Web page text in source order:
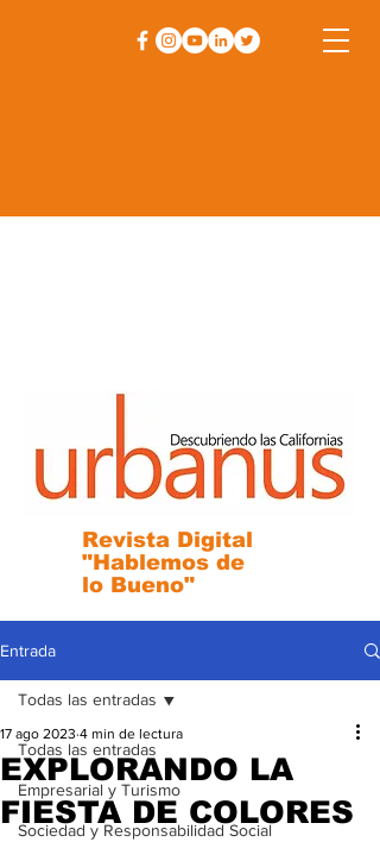
Revista Digital
"Hablemos de
lo Bueno"
Entrada
Todas las entradas
Empresarial y Turismo
Sociedad y Responsabilidad Social
Todas las entradas
EXPLORANDO LA
FIESTA DE COLORES
17 ago 2023 4 min de lectura